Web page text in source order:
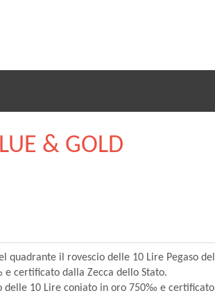
& GOLD
quadrante il rovescio delle 10 Lire Pegaso del
certificato dalla Zecca dello Stato.
delle 10 Lire coniato in oro 750‰ e certificato